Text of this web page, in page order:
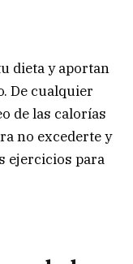
dieta y aportan
De cualquier
de las calorías
no excederte y
ejercicios para